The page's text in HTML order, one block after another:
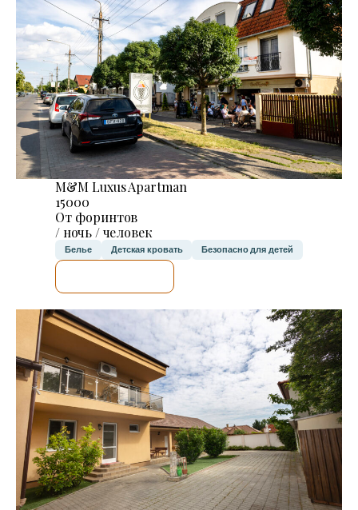
M&M Luxus Apartman
15000
От форинтов
/ ночь / человек
Белье Детская кровать Безопасно для детей